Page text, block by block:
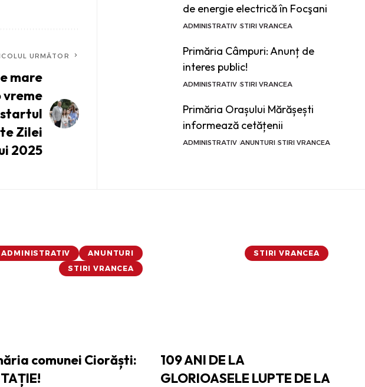
URMĂTOR
mare
vreme
Zilei
2025
de energie electrică în Focşani
ADMINISTRATIV STIRI VRANCEA
Primăria Câmpuri: Anunț de
interes public!
ADMINISTRATIV STIRI VRANCEA
Primăria Orașului Mărășești
informează cetățenii
ADMINISTRATIV ANUNTURI STIRI VRANCEA
ADMINISTRATIV
ANUNTURI
STIRI VRANCEA
comunei Ciorăști:
STIRI VRANCEA
109 ANI DE LA
GLORIOASELE LUPTE DE LA